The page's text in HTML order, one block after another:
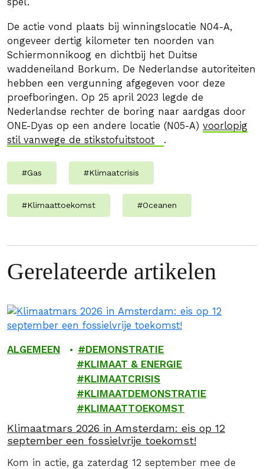
De actie vond plaats bij winningslocatie N04-A,
ongeveer dertig kilometer ten noorden van
Schiermonnikoog en dichtbij het Duitse
waddeneiland Borkum. De Nederlandse autoriteiten
hebben een vergunning afgegeven voor deze
proefboringen. Op 25 april 2023 legde de
Nederlandse rechter de boring naar aardgas door
ONE-Dyas op een andere locatie (N05-A) voorlopig
stil vanwege de stikstofuitstoot
.
#Gas #Klimaatcrisis
#Klimaattoekomst #Oceanen
Gerelateerde artikelen
ALGEMEEN
DEMONSTRATIE
KLIMAAT & ENERGIE
KLIMAATCRISIS
KLIMAATDEMONSTRATIE
KLIMAATTOEKOMST
Klimaatmars 2026 in Amsterdam: eis op 12
september een fossielvrije toekomst!
Kom in actie, ga zaterdag 12 september mee de